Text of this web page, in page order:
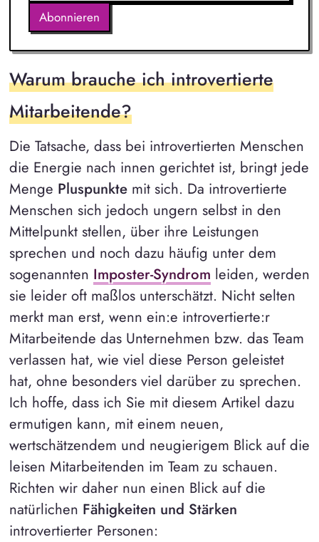
Abonnieren
Warum brauche ich introvertierte
Mitarbeitende?
Die Tatsache, dass bei introvertierten Menschen
die Energie nach innen gerichtet ist, bringt jede
Menge Pluspunktemit sich. Da introvertierte
Menschen sich jedoch ungern selbst in den
Mittelpunkt stellen, über ihre Leistungen
sprechen und noch dazu häufig unter dem
sogenannten Imposter-Syndrom leiden, werden
sie leider oft maßlos unterschätzt. Nicht selten
merkt man erst, wenn ein:e introvertierte:r
Mitarbeitende das Unternehmen bzw. das Team
verlassen hat, wie viel diese Person geleistet
hat, ohne besonders viel darüber zu sprechen.
Ich hoffe, dass ich Sie mit diesem Artikel dazu
ermutigen kann, mit einem neuen,
wertschätzendem und neugierigem Blick auf die
leisen Mitarbeitenden im Team zu schauen.
Richten wir daher nun einen Blick auf die
natürlichen Fähigkeiten und Stärken
introvertierter Personen: